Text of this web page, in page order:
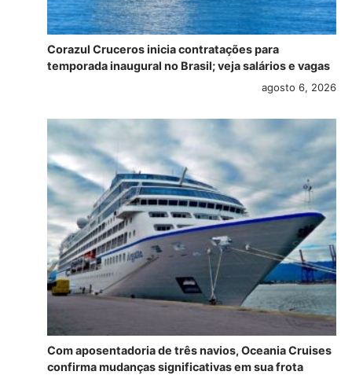
Corazul Cruceros inicia contratações para
temporada inaugural no Brasil; veja salários e vagas
agosto 6, 2026
Com aposentadoria de três navios, Oceania Cruises
confirma mudanças significativas em sua frota